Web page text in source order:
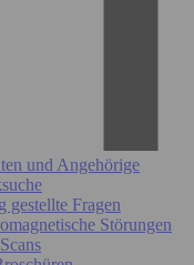
und Angehörige
gestellte Fragen
Störungen